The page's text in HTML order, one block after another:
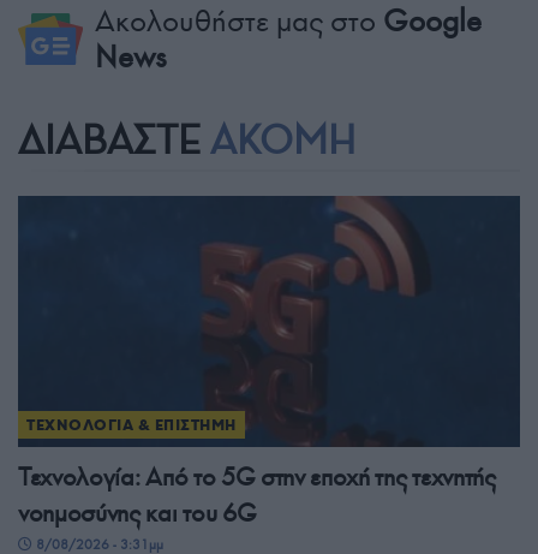
Ακολουθήστε μας στο Google
News
ΔΙΑΒΑΣΤΕ ΑΚΟΜΗ
ΤΕΧΝΟΛΟΓΙΑ & ΕΠΙΣΤΗΜΗ
Τεχνολογία: Από το 5G στην εποχή της τεχνητής
νοημοσύνης και του 6G
8/08/2026 - 3:31μμ